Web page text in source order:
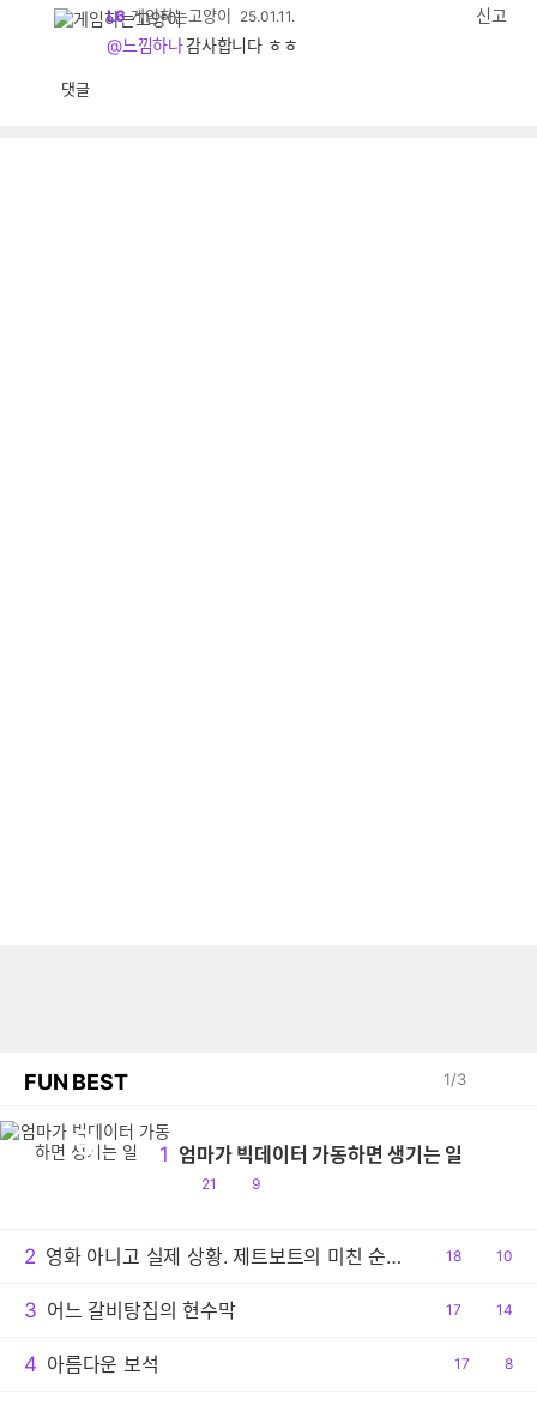
L6 게임하는고양이 25.01.11.
신고
@느낌하나감사합니다 ㅎㅎ
댓글
FUN BEST 1/3
1 엄마가 빅데이터 가동하면 생기는 일
공
21
댓
9
엄
2 영화 아니고 실제 상황. 제트보트의 미친 순발력
공
18
댓
10
3 어느 갈비탕집의 현수막
공
17
댓
14
4 아름다운 보석
공
17
댓
8